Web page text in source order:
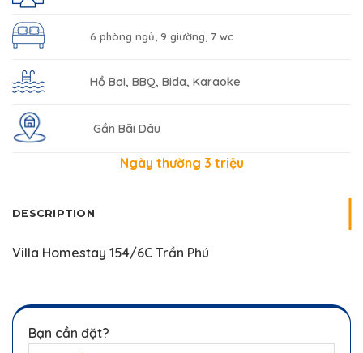
6 phòng ngủ, 9 giường, 7 wc
Hồ Bơi, BBQ, Bida, Karaoke
Gần Bãi Dâu
Ngày thường 3 triệu
DESCRIPTION
Villa Homestay 154/6C Trần Phú
Bạn cần đặt?